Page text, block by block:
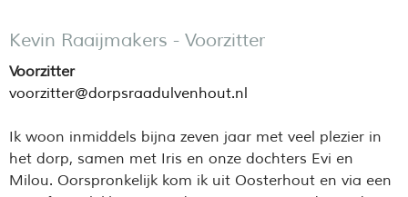
Kevin Raaijmakers - Voorzitter
Voorzitter
voorzitter@dorpsraadulvenhout.nl
Ik woon inmiddels bijna zeven jaar met veel plezier in
het dorp, samen met Iris en onze dochters Evi en
Milou. Oorspronkelijk kom ik uit Oosterhout en via een